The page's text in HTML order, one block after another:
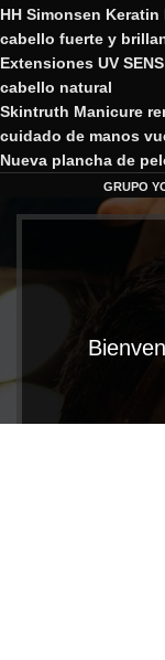
HH Simonsen
cabello fuerte y
Extensiones UV
cabello natural
Skintruth Manicure
cuidado de manos
Nueva plancha de
GRUPO